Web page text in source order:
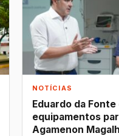
NOTÍCIAS
Eduardo da
equipamentos
Agamenon